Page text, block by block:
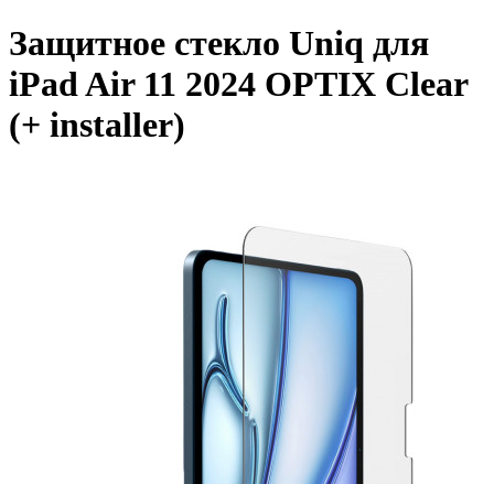
Защитное стекло Uniq для
iPad Air 11 2024 OPTIX Clear
(+ installer)